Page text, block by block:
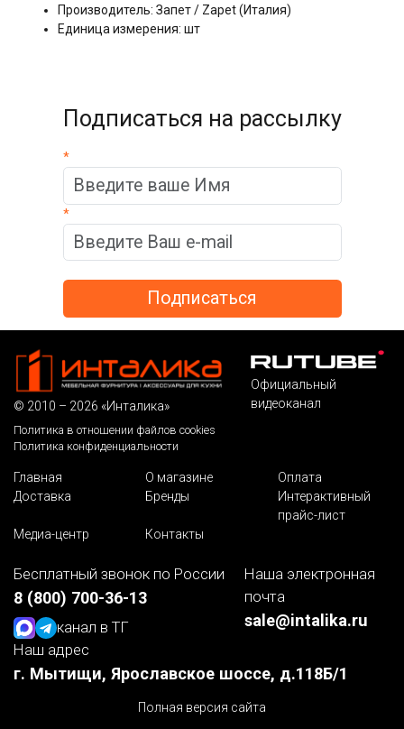
Производитель: Запет / Zapet (Италия)
Единица измерения: шт
Подписаться на рассылку
*
*
© 2010 – 2026 «Инталика»
Политика в отношении файлов cookies
Политика конфиденциальности
Официальный
видеоканал
Главная О магазине
Оплата
Доставка
Бренды
Интерактивный
прайс-лист
Медиа-центр
Контакты
Бесплатный звонок по России
8 (800) 700-36-13
канал в ТГ
Наша электронная
почта
sale@intalika.ru
Наш адрес
г. Мытищи, Ярославское шоссе, д.118Б/1
Полная версия сайта